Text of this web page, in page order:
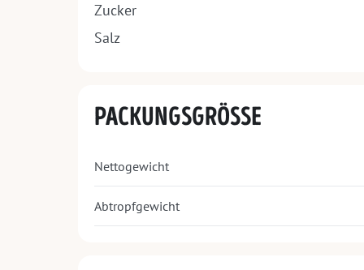
Zucker
Salz
PACKUNGSGRÖSSE
Nettogewicht
Abtropfgewicht